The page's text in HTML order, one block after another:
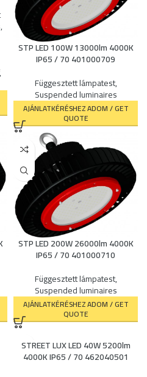
,
,
STP LED 100W 13000lm 4000K
IP65 / 70 401000709
Függesztett lámpatest,
Suspended luminaires
AJÁNLATKÉRÉSHEZ ADOM / GET
QUOTE
STP LED 200W 26000lm 4000K
IP65 / 70 401000710
Függesztett lámpatest,
Suspended luminaires
AJÁNLATKÉRÉSHEZ ADOM / GET
QUOTE
STREET LUX LED 40W 5200lm
4000K IP65 / 70 462040501